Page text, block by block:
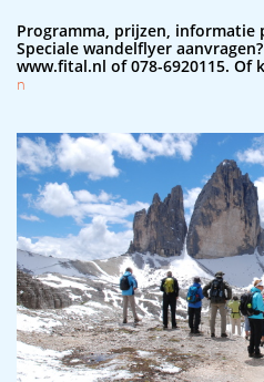
Programma, prijzen,
Speciale wandelflyer aanvragen?
www.fital.nl of 078-6920115. Of
n